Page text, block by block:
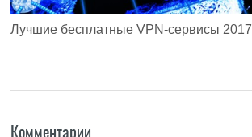
Лучшие бесплатные VPN-сервисы 2017
Комментарии